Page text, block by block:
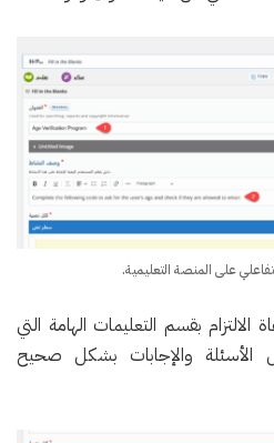
على المنصة التعليمية.
بقسم التعليمات الهامة التي
والإجابات بشكل صحيح